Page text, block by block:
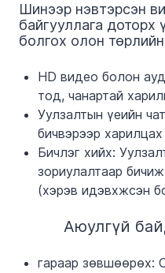
Шинээр нэвтэрсэн
байгууллага доторх
болгох олон төрлийн
HD видео болон
тод, чанартай
Уулзалтын үеийн
бичвэрээр
Бичлэг хийх:
зориулалтаар
(хэрэв идэвхжсэн
Аюулгүй
гараар зөвшөөрөх: